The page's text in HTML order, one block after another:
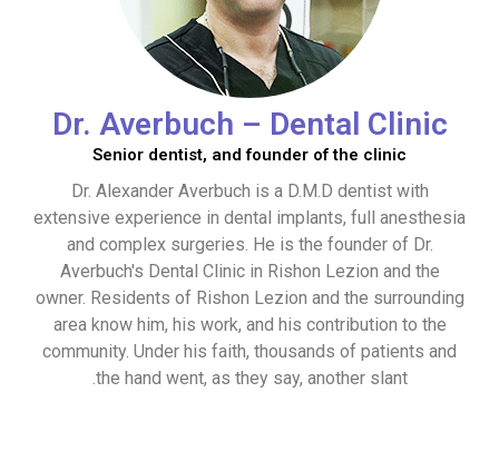
Dr. Averbuch – Dental Clinic
Senior dentist, and founder of the clinic
Dr. Alexander Averbuch is a D.M.D dentist with
extensive experience in dental implants, full anesthesia
and complex surgeries. He is the founder of Dr.
Averbuch's Dental Clinic in Rishon Lezion and the
owner. Residents of Rishon Lezion and the surrounding
area know him, his work, and his contribution to the
community. Under his faith, thousands of patients and
the hand went, as they say, another slant.